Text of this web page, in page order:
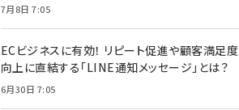
7月8日 7:05
ECビジネスに有効！ リピート促進や顧客満足度
向上に直結する「LINE通知メッセージ」とは？
6月30日 7:05